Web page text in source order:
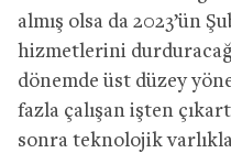
almış olsa da 2023’ün
hizmetlerini
dönemde üst düzey
fazla çalışan işten
sonra teknolojik